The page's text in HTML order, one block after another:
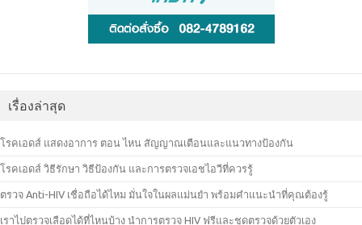
เรื่องล่าสุด
โรคเอดส์ แสดงอาการ ตอน ไหน สัญญาณเตือนและแนวทางป้องกัน
โรคเอดส์ วิธีรักษา วิธีป้องกัน และการตรวจเอชไอวีที่ควรรู้
ตรวจ Anti-HIV เชื่อถือได้ไหม มั่นใจในผลแม่นยำ พร้อมคำแนะนำที่คุณต้องรู้
เราไปตรวจเลือดได้ที่ไหนบ้าง นำการตรวจ HIV ฟรีและชุดตรวจด้วยตัวเอง